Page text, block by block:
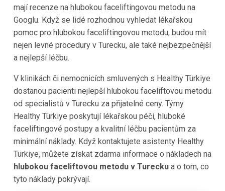
mají recenze na hlubokou faceliftingovou metodu na
Googlu. Když se lidé rozhodnou vyhledat lékařskou
pomoc pro hlubokou faceliftingovou metodu, budou mít
nejen levné procedury v Turecku, ale také nejbezpečnější
a nejlepší léčbu.
V klinikách či nemocnicích smluvených s Healthy Türkiye
dostanou pacienti nejlepší hlubokou faceliftovou metodu
od specialistů v Turecku za přijatelné ceny. Týmy
Healthy Türkiye poskytují lékařskou péči, hluboké
faceliftingové postupy a kvalitní léčbu pacientům za
minimální náklady. Když kontaktujete asistenty Healthy
Türkiye, můžete získat zdarma informace o nákladech na
hlubokou faceliftovou metodu v Tureckua o tom, co
tyto náklady pokrývají.